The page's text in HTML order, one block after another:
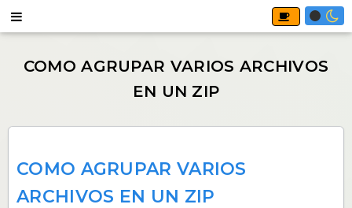
COMO AGRUPAR VARIOS
ARCHIVOS EN UN ZIP